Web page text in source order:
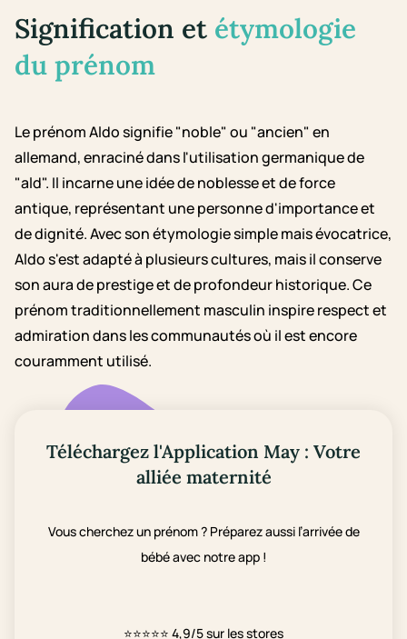
Signification et étymologie
du prénom
Le prénom Aldo signifie "noble" ou "ancien" en
allemand, enraciné dans l'utilisation germanique de
"ald". Il incarne une idée de noblesse et de force
antique, représentant une personne d'importance et
de dignité. Avec son étymologie simple mais évocatrice,
Aldo s'est adapté à plusieurs cultures, mais il conserve
son aura de prestige et de profondeur historique. Ce
prénom traditionnellement masculin inspire respect et
admiration dans les communautés où il est encore
couramment utilisé.
Téléchargez l'Application May : Votre
alliée maternité
Vous cherchez un prénom ? Préparez aussi l’arrivée de
bébé avec notre app !
⭐⭐⭐⭐⭐ 4,9/5 sur les stores